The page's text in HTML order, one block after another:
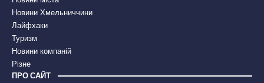
Новини Хмельниччини
Лайфхаки
Туризм
Новини компаній
Різне
ПРО САЙТ